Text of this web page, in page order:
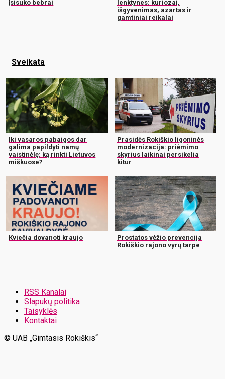
įsisuko bebrai
lenktynes: kuriozai,
išgyvenimas, azartas ir
gamtiniai reikalai
Sveikata
Iki vasaros pabaigos dar
galima papildyti namų
vaistinėlę: ką rinkti Lietuvos
miškuose?
Prasidės Rokiškio ligoninės
modernizacija: priėmimo
skyrius laikinai persikelia
kitur
Kviečia dovanoti kraujo
Prostatos vėžio prevencija
Rokiškio rajono vyrų tarpe
RSS Kanalai
Slapukų politika
Taisyklės
Kontaktai
© UAB „Gimtasis Rokiškis“